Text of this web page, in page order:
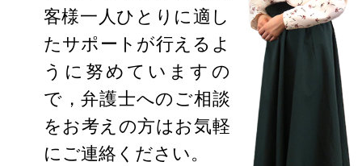
客様一人ひとりに適し
たサポートが行えるよ
うに努めていますの
で，弁護士へのご相談
をお考えの方はお気軽
にご連絡ください。